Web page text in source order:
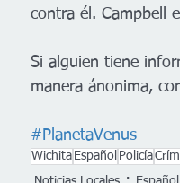
contra él. Campbell
Si alguien tiene
manera ánonima,
#PlanetaVenus
Wichita Español Policía